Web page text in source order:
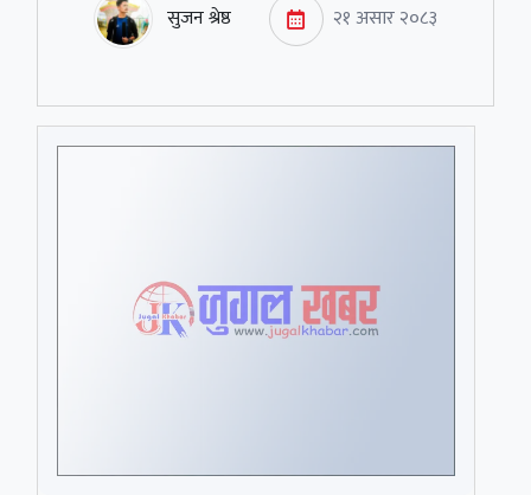
सुजन श्रेष्ठ २१ असार २०८३